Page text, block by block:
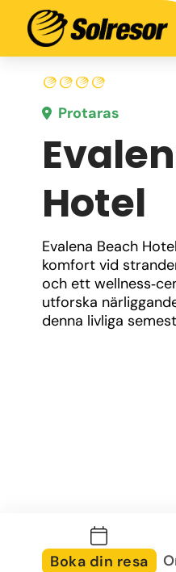
Protaras
Hotel
Evalena Beach
komfort vid
och ett
utforska
denna livliga
Boka din resa